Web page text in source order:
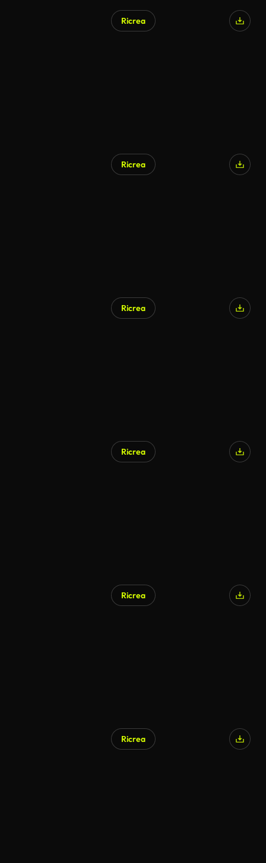
Ricrea
Ricrea
Ricrea
Ricrea
Ricrea
Ricrea